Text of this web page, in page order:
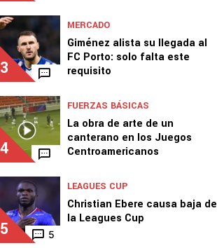
3
MERCADO
Giménez alista su llegada al
FC Porto: solo falta este
requisito
4
FUERZAS BÁSICAS
La obra de arte de un
canterano en los Juegos
Centroamericanos
5 5
LEAGUES CUP
Christian Ebere causa baja de
la Leagues Cup